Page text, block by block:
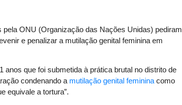
ONU (Organização das Nações Unidas) pediram
e penalizar a mutilação genital feminina em
que foi submetida à prática brutal no distrito de
condenando a mutilação genital feminina como
equivale a tortura”.